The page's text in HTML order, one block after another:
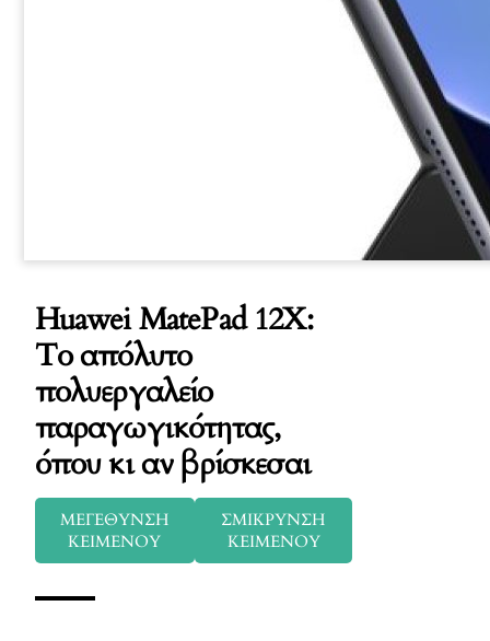
Huawei MatePad 12X:
Το απόλυτο
πολυεργαλείο
παραγωγικότητας,
όπου κι αν βρίσκεσαι
ΜΕΓΕΘΥΝΣΗ
ΚΕΙΜΕΝΟΥ
ΣΜΙΚΡΥΝΣΗ
ΚΕΙΜΕΝΟΥ